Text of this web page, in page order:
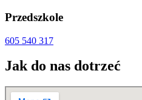
Przedszkole
605 540 317
Jak do nas dotrzeć